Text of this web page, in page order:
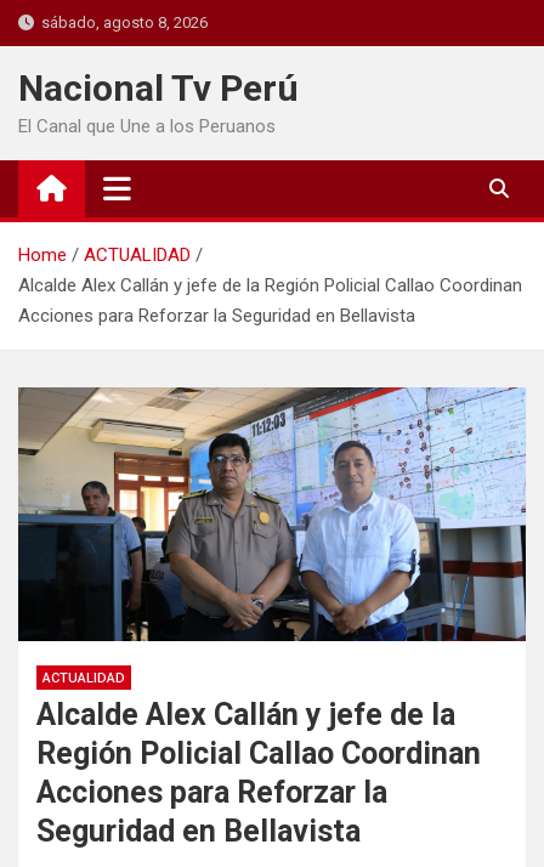
sábado, agosto 8, 2026
Nacional Tv Perú
El Canal que Une a los Peruanos
Home
ACTUALIDAD
Alcalde Alex Callán y jefe de la Región Policial Callao Coordinan
Acciones para Reforzar la Seguridad en Bellavista
ACTUALIDAD
Alcalde Alex Callán y jefe de la
Región Policial Callao Coordinan
Acciones para Reforzar la
Seguridad en Bellavista